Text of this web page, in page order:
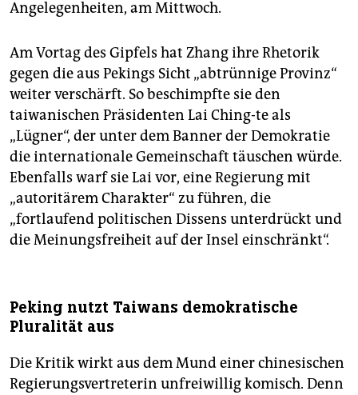
Angelegenheiten, am Mittwoch.
Am Vortag des Gipfels hat Zhang ihre Rhetorik
gegen die aus Pekings Sicht „abtrünnige Provinz“
weiter verschärft. So beschimpfte sie den
taiwanischen Präsidenten Lai Ching-te als
„Lügner“, der unter dem Banner der Demokratie
die internationale Gemeinschaft täuschen würde.
Ebenfalls warf sie Lai vor, eine Regierung mit
„autoritärem Charakter“ zu führen, die
„fortlaufend politischen Dissens unterdrückt und
die Meinungsfreiheit auf der Insel einschränkt“.
Peking nutzt Taiwans demokratische
Pluralität aus
Die Kritik wirkt aus dem Mund einer chinesischen
Regierungsvertreterin unfreiwillig komisch. Denn